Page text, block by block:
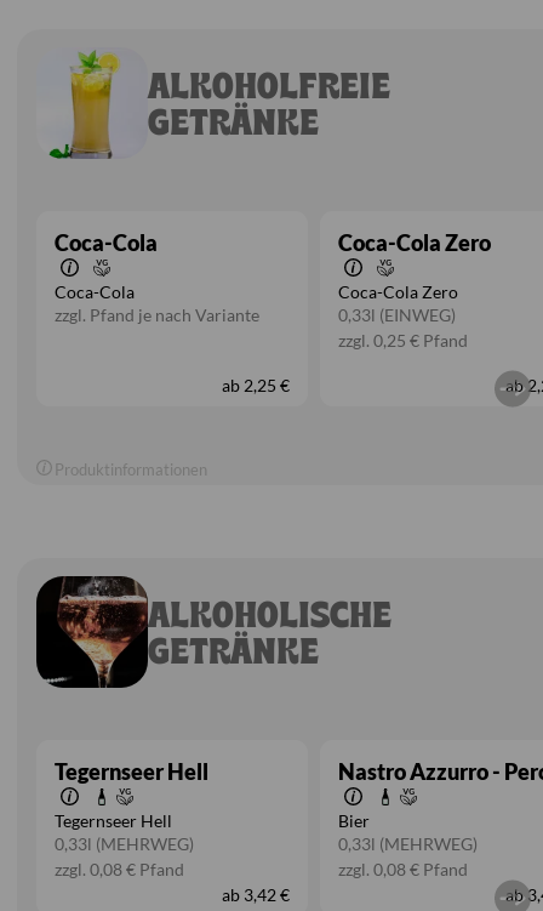
ALKOHOLFREIE
GETRÄNKE
Coca-Cola
Coca-Cola
zzgl. Pfand je nach Variante
ab 2,25 €
Coca-Cola Zero
Coca-Cola Zero
0,33l (EINWEG)
zzgl. 0,25 € Pfand
ab
Produktinformationen
ALKOHOLISCHE
GETRÄNKE
Tegernseer Hell
Tegernseer Hell
0,33l (MEHRWEG)
zzgl. 0,08 € Pfand
ab 3,42 €
Nastro Azzurro -
Bier
0,33l (MEHRWEG)
zzgl. 0,08 € Pfand
ab